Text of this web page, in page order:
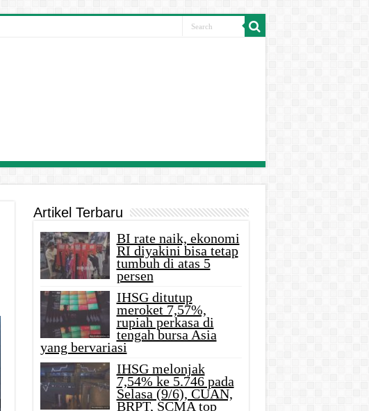
Artikel Terbaru
BI rate naik, ekonomi
RI diyakini bisa tetap
tumbuh di atas 5
persen
IHSG ditutup
meroket 7,57%,
rupiah perkasa di
tengah bursa Asia
yang bervariasi
IHSG melonjak
7,54% ke 5.746 pada
Selasa (9/6), CUAN,
BRPT, SCMA top